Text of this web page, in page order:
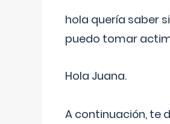
hola quería saber si
puedo tomar
Hola Juana.
A continuación, te